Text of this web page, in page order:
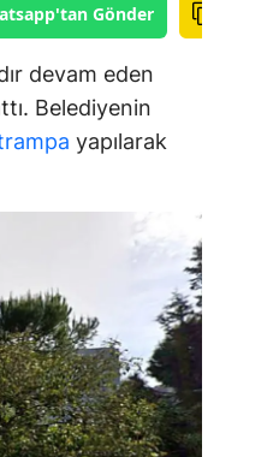
Gönder
devam eden
Belediyenin
yapılarak